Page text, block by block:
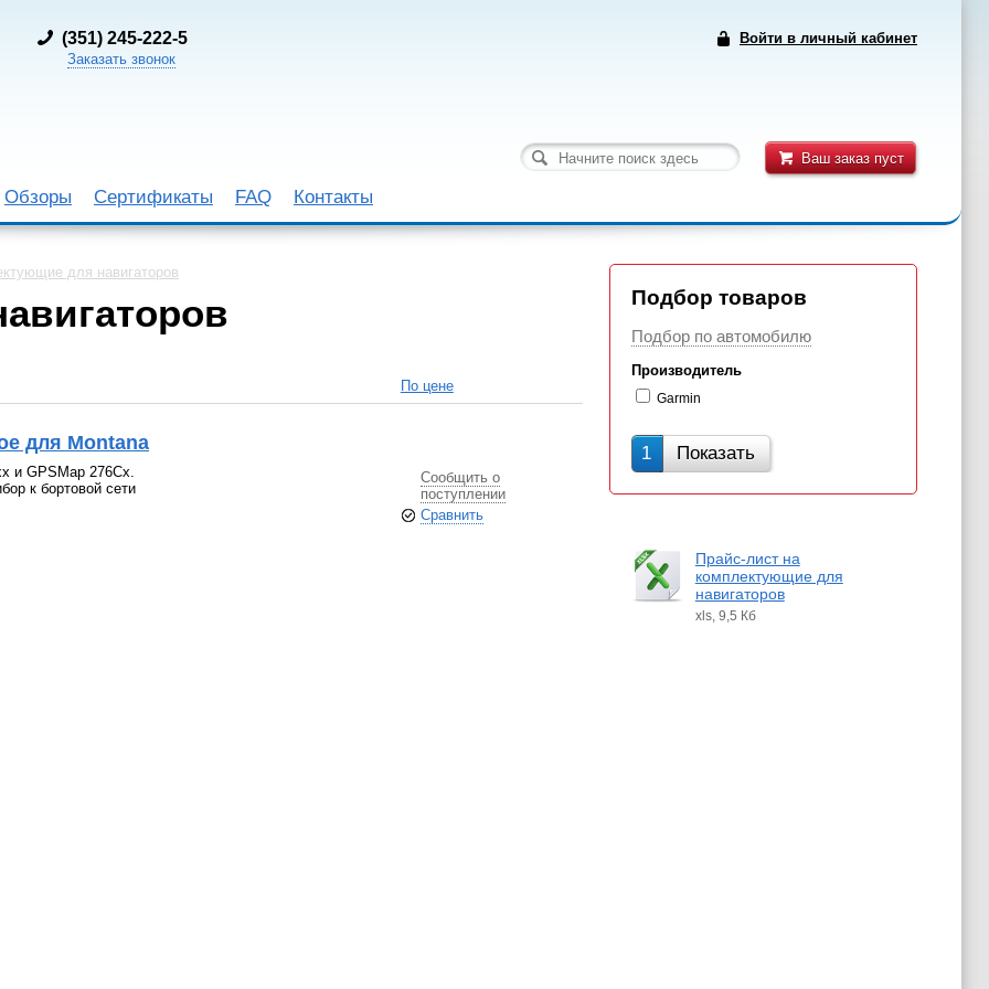
Войти в личный кабинет
(351) 245-222-5
Заказать звонок
Ваш заказ пуст
Обзоры Сертификаты FAQ Контакты
для навигаторов
По цене
для Montana
и GPSMap 276Сх.
к бортовой сети
Сообщить о
поступлении
Сравнить
Подбор товаров
Подбор по автомобилю
Производитель
Garmin
1 Показать
Прайс-лист на
комплектующие для
навигаторов
xls, 9,5 Кб